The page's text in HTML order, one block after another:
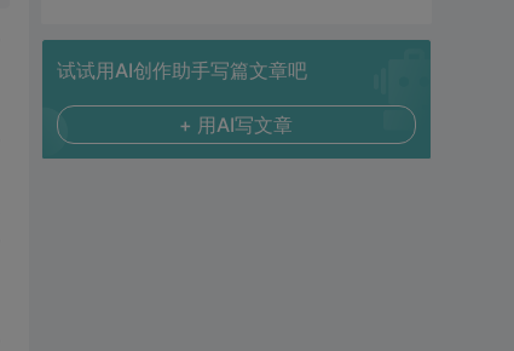
试试用AI创作助手写篇文章吧
+ 用AI写文章